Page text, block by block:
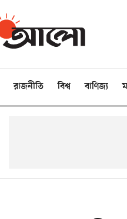
রাজনীতি বিশ্ব বাণিজ্য